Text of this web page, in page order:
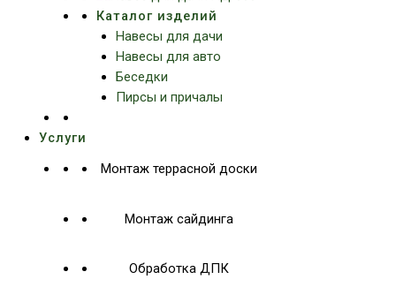
Каталог изделий
Навесы для дачи
Навесы для авто
Беседки
Пирсы и причалы
Услуги
Монтаж террасной доски
Монтаж сайдинга
Обработка ДПК